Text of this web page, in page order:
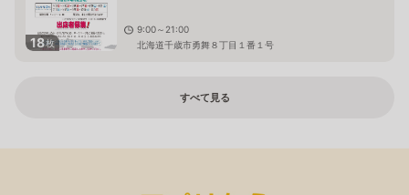
18枚
9:00～21:00
北海道千歳市勇舞８丁目１番１号
すべて見る